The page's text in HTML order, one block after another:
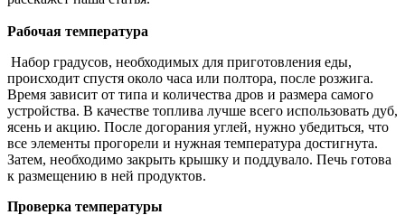
Рабочая температура
Набор градусов, необходимых для приготовления еды,
происходит спустя около часа или полтора, после розжига.
Время зависит от типа и количества дров и размера самого
устройства. В качестве топлива лучше всего использовать дуб,
ясень и акцию. После догорания углей, нужно убедиться, что
все элементы прогорели и нужная температура достигнута.
Затем, необходимо закрыть крышку и поддувало. Печь готова
к размещению в ней продуктов.
Проверка температуры